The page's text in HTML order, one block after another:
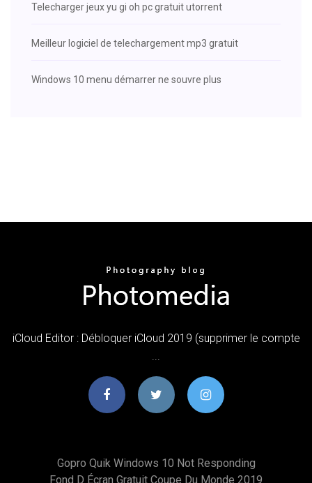
Telecharger jeux yu gi oh pc gratuit utorrent
Meilleur logiciel de telechargement mp3 gratuit
Windows 10 menu démarrer ne souvre plus
iCloud Editor : Débloquer iCloud 2019 (supprimer le compte
Gopro Quik Windows 10 Not Responding
Fond D Écran Gratuit Coupe Du Monde 2019